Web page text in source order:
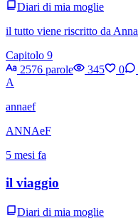
Diari di mia moglie
il tutto viene riscritto da Anna
Capitolo 9
2576 parole
345 0
A
annaef
ANNAeF
5 mesi fa
il viaggio
Diari di mia moglie